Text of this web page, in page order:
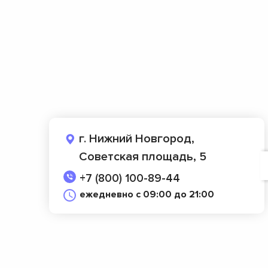
г. Нижний Новгород,
Советская площадь, 5
+7 (800) 100-89-44
ежедневно с 09:00 до 21:00